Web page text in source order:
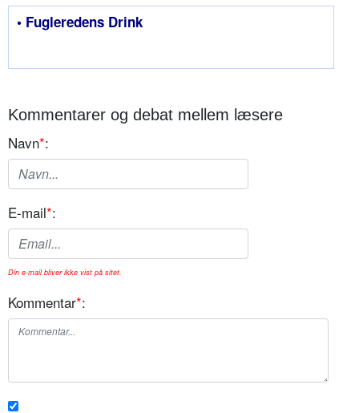
• Fugleredens Drink
Kommentarer og debat mellem læsere
Navn*:
E-mail*:
Din e-mail bliver ikke vist på sitet.
Kommentar*: